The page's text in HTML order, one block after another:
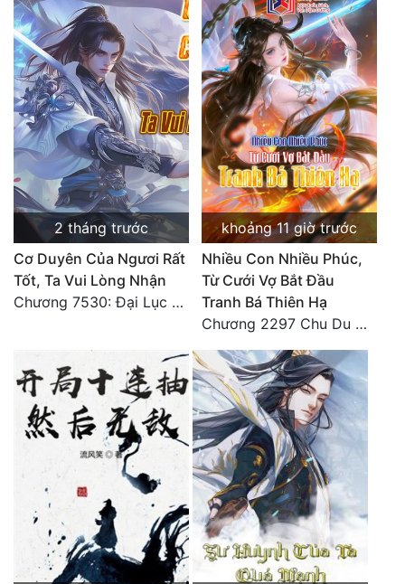
Tu Chân
Tu Tiên
Tội Phạm
Vô Địch
Võ Hiệp
Võng Du
Xuyên Không
Xuyên Nhanh
Xuyên Sách
Điền Văn
Đô Thị
Đông Phương
Đông Phương Huyền Huyễn
Đồng Nhân
2 tháng trước
Cơ Duyên Của Ngươi Rất
Tốt, Ta Vui Lòng Nhận
Chương 7530: Đại Lục Khởi Nguyên – Kiến Thành 71
khoảng 11 giờ trước
Nhiều Con Nhiều Phúc,
Từ Cưới Vợ Bắt Đầu
Tranh Bá Thiên Hạ
Chương 2297 Chu Du Du mang thai